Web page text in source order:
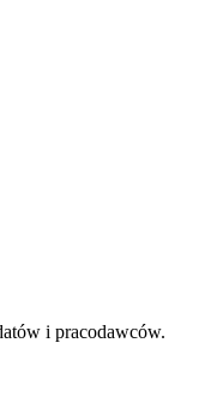
i pracodawców.